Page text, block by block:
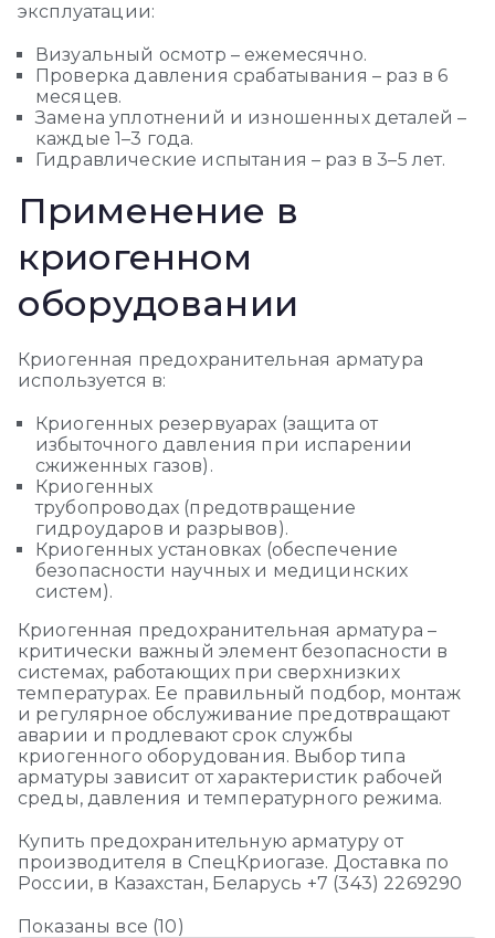
эксплуатации:
Визуальный осмотр – ежемесячно.
Проверка давления срабатывания – раз в 6
месяцев.
Замена уплотнений и изношенных деталей –
каждые 1–3 года.
Гидравлические испытания – раз в 3–5 лет.
Применение в
криогенном
оборудовании
Криогенная предохранительная арматура
используется в:
Криогенных резервуарах (защита от
избыточного давления при испарении
сжиженных газов).
Криогенных
трубопроводах (предотвращение
гидроударов и разрывов).
Криогенных установках (обеспечение
безопасности научных и медицинских
систем).
Криогенная предохранительная арматура –
критически важный элемент безопасности в
системах, работающих при сверхнизких
температурах. Ее правильный подбор, монтаж
и регулярное обслуживание предотвращают
аварии и продлевают срок службы
криогенного оборудования. Выбор типа
арматуры зависит от характеристик рабочей
среды, давления и температурного режима.
Купить предохранительную арматуру от
производителя в СпецКриогазе. Доставка по
России, в Казахстан, Беларусь +7 (343) 2269290
Показаны все (10)